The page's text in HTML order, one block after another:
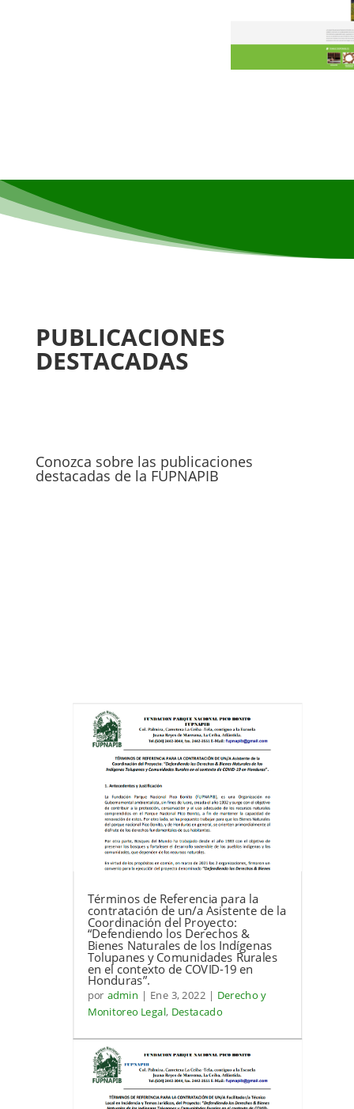
PUBLICACIONES
DESTACADAS
Conozca sobre las publicaciones
destacadas de la FUPNAPIB
Términos de Referencia para la
contratación de un/a Asistente de la
Coordinación del Proyecto:
“Defendiendo los Derechos &
Bienes Naturales de los Indígenas
Tolupanes y Comunidades Rurales
en el contexto de COVID-19 en
Honduras”.
por admin | Ene 3, 2022| Derecho y
Monitoreo Legal, Destacado